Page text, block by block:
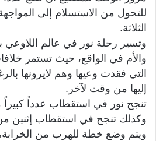
للتحول من الاستسلام إلى
الثلاثة.
وتسير رحلة نور في عالم اللاوعي
والأم في الواقع، حيث تستمر
التي فقدت وعيها وهم لايرونها
إليها من وقت لآخر.
تنجح نور في استقطاب عدداً
وكذلك تنجح في استقطاب إثنين
ويتم وضع خطة للهرب من الخرابة،